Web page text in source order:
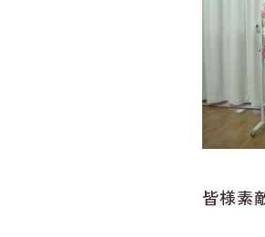
皆様素